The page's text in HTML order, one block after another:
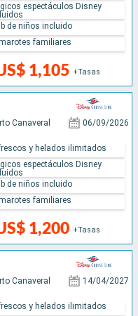
1,105 +Tasas
espectáculos Disney
de niños incluido
familiares
Canaveral 06/09/2026
1,200 +Tasas
y helados ilimitados
espectáculos Disney
de niños incluido
familiares
Canaveral 14/04/2027
y helados ilimitados